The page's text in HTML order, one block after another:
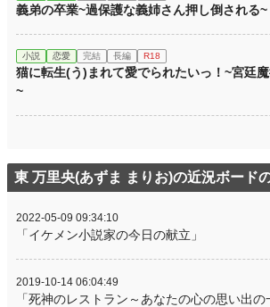
義弟の卒業~過保護な義姉さん押し倒される~
小説 恋愛 完結 長編 R18
猫に転生(う)まれて愛でられたいっ！~宮廷
~
東 万里央(あずま まりお)の近況ボード
2022-05-09 09:34:10
「イケメン小説家の今日の献立」
2019-10-14 06:04:49
「死神のレストラン～あなたの心の思い出